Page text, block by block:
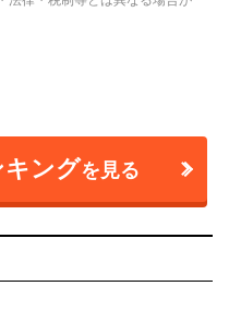
キングを見る